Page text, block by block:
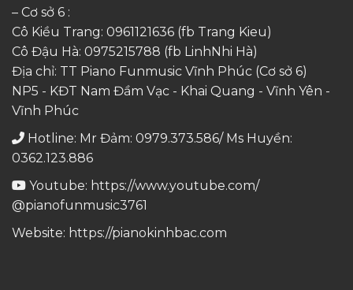
– Cơ sở 6 :
Cô Kiều Trang: 0961121636 (fb Trang Kieu)
Cô Đậu Hà: 0975215788 (fb LinhNhi Hà)
Địa chỉ: TT Piano Funmusic Vĩnh Phúc (Cơ sở 6)
NP5 - KĐT Nam Đầm Vạc - Khai Quang - Vĩnh Yên -
Vĩnh Phúc
Hotline: Mr Đảm: 0979.373.586/ Ms Huyền:
0362.123.886
Youtube: https://www.youtube.com/
@pianofunmusic3761
Website: https://pianokinhbac.com